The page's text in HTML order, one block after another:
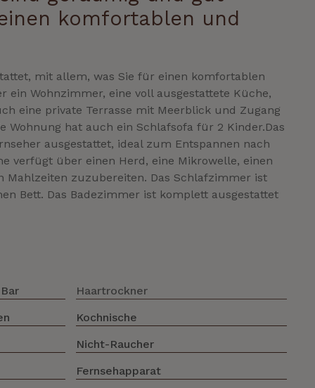
komfortablen und
mit allem, was Sie für einen komfortablen
Wohnzimmer, eine voll ausgestattete Küche,
eine private Terrasse mit Meerblick und Zugang
Wohnung hat auch ein Schlafsofa für 2 Kinder.Das
ausgestattet, ideal zum Entspannen nach
verfügt über einen Herd, eine Mikrowelle, einen
Mahlzeiten zuzubereiten. Das Schlafzimmer ist
Bett. Das Badezimmer ist komplett ausgestattet
Haartrockner
Kochnische
Nicht-Raucher
Fernsehapparat